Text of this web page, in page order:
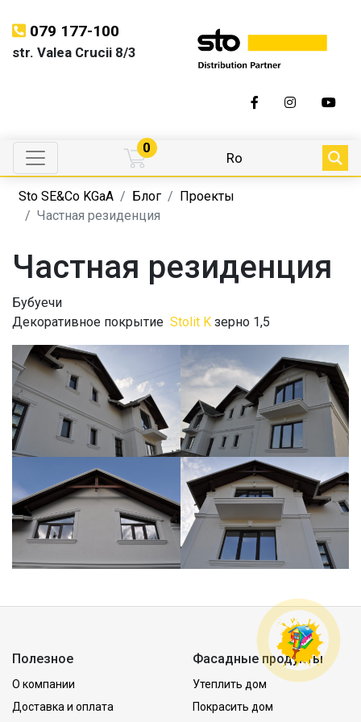
079 177-100
str. Valea Crucii 8/3
0
Ro
Sto SE&Co KGaA Блог
Проекты
Частная резиденция
Частная резиденция
Бубуечи
Декоративное покрытие Stolit K зерно 1,5
Полезное
О компании
Доставка и оплата
Фасадные продукты
Утеплить дом
Покрасить дом